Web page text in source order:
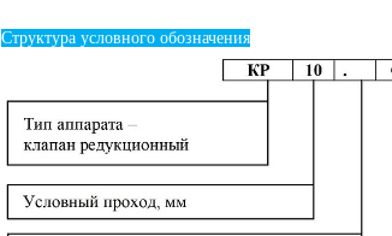
Структура условного обозначения